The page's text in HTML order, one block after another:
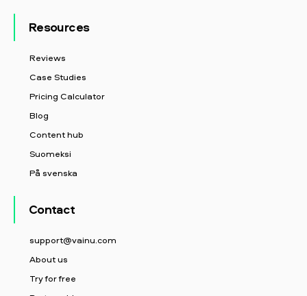
Resources
Reviews
Case Studies
Pricing Calculator
Blog
Content hub
Suomeksi
På svenska
Contact
support@vainu.com
About us
Try for free